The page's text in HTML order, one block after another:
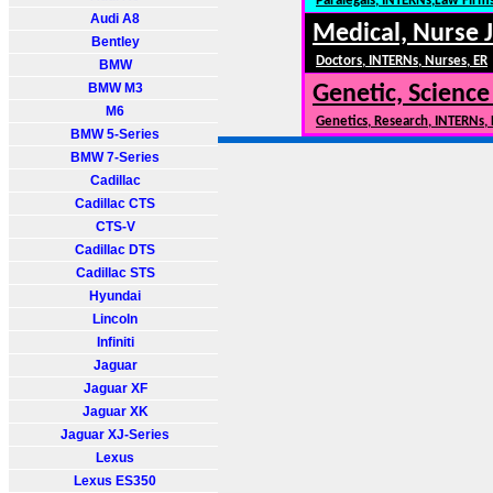
Audi A8
Bentley
BMW
BMW M3
M6
BMW 5-Series
BMW 7-Series
Cadillac
Cadillac CTS
CTS-V
Cadillac DTS
Cadillac STS
Hyundai
Lincoln
Infiniti
Jaguar
Jaguar XF
Jaguar XK
Jaguar XJ-Series
Lexus
Lexus ES350
Medical, Nurse
Doctors, INTERNs, Nurses, ER
Genetic, Science
Genetics, Research,